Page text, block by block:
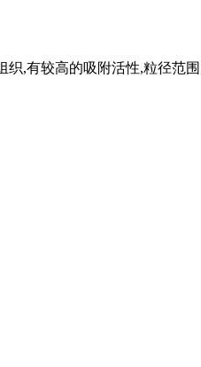
有较高的吸附活性,粒径范围